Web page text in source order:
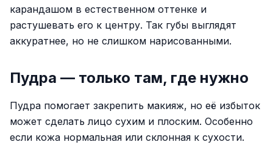
карандашом в естественном оттенке и
растушевать его к центру. Так губы выглядят
аккуратнее, но не слишком нарисованными.
Пудра — только там, где нужно
Пудра помогает закрепить макияж, но её избыток
может сделать лицо сухим и плоским. Особенно
если кожа нормальная или склонная к сухости.